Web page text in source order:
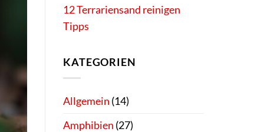
12 Terrariensand reinigen
Tipps
KATEGORIEN
Allgemein (14)
Amphibien (27)